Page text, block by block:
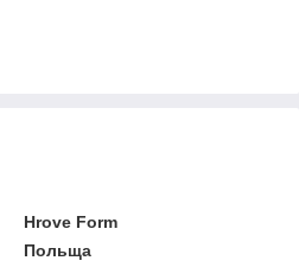
Hrove Form
Польща